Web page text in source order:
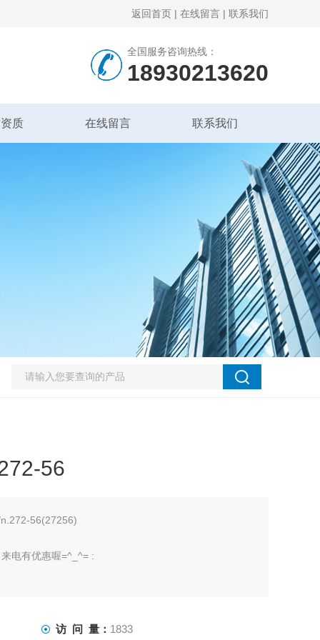
返回首页 | 在线留言 | 联系我们
全国服务咨询热线：
18930213620
质 在线留言 联系我们
56
56(27256)
电有优惠喔=^_^= :
访 问 量： 1833